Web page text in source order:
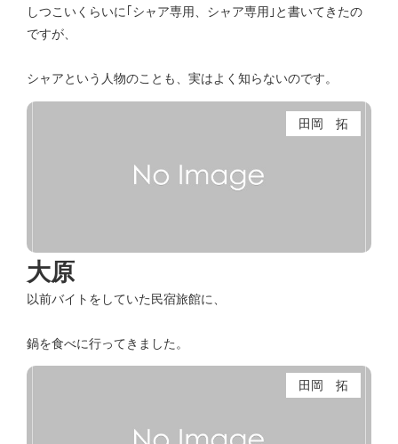
しつこいくらいに｢シャア専用、シャア専用｣と書いてきたの
ですが、
シャアという人物のことも、実はよく知らないのです。
田岡 拓
大原
以前バイトをしていた民宿旅館に、
鍋を食べに行ってきました。
田岡 拓